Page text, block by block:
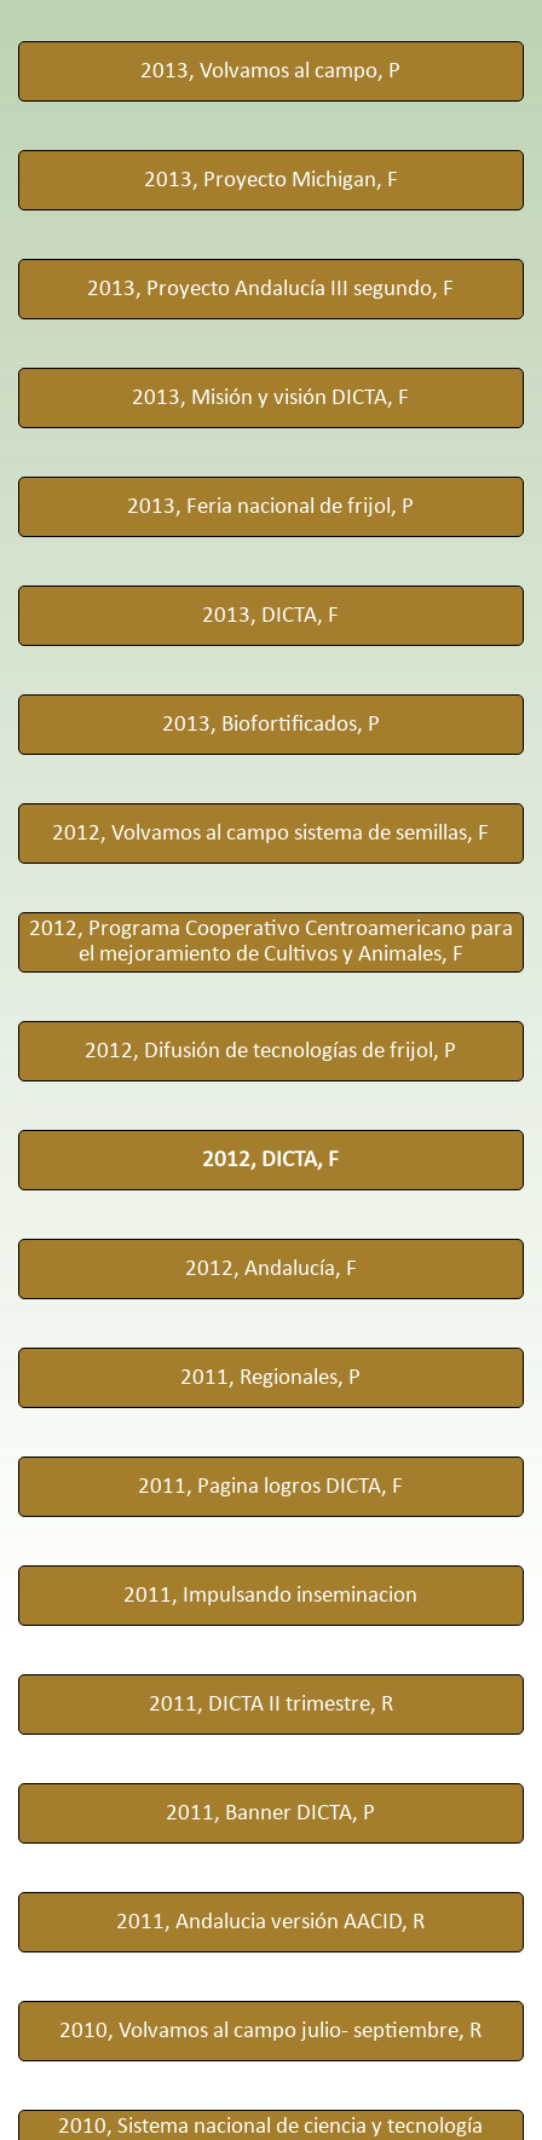
2013, Volvamos al campo, P
2013, Proyecto Michigan, F
2013, Proyecto Andalucía III segundo, F
2013, Misión y visión DICTA, F
2013, Feria nacional de frijol, P
2013, DICTA, F
2013, Biofortificados, P
2012, Volvamos al campo sistema de semillas, F
2012, Programa Cooperativo Centroamericano para
el mejoramiento de Cultivos y Animales, F
2012, Difusión de tecnologías de frijol, P
2012, DICTA, F
2012, Andalucía, F
2011, Regionales, P
2011, Pagina logros DICTA, F
2011, Impulsando inseminacion
2011, DICTA II trimestre, R
2011, Banner DICTA, P
2011, Andalucia versión AACID, R
2010, Volvamos al campo julio- septiembre, R
2010, Sistema nacional de ciencia y tecnología